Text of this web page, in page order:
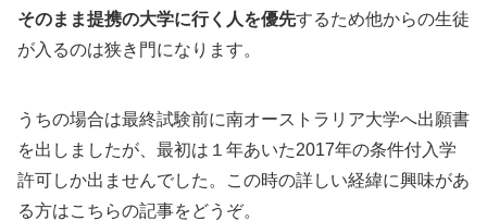
そのまま提携の大学に行く人を優先するため他からの生徒
が入るのは狭き門になります。
うちの場合は最終試験前に南オーストラリア大学へ出願書
を出しましたが、最初は１年あいた2017年の条件付入学
許可しか出ませんでした。この時の詳しい経緯に興味があ
る方はこちらの記事をどうぞ。